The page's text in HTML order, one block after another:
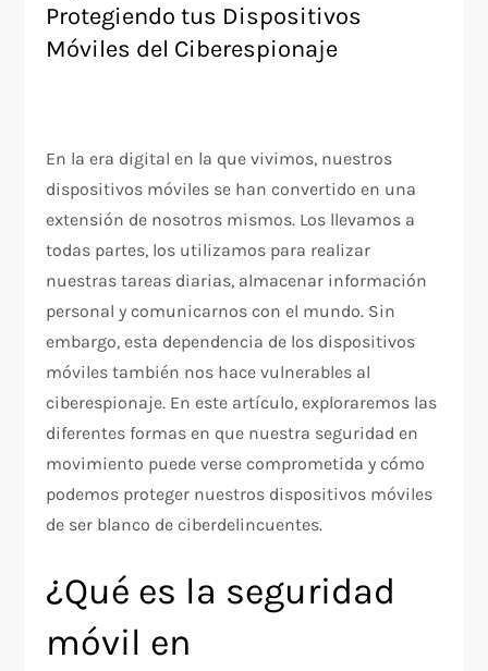
Protegiendo tus Dispositivos
Móviles del Ciberespionaje
En la era digital en la que vivimos, nuestros
dispositivos móviles se han convertido en una
extensión de nosotros mismos. Los llevamos a
todas partes, los utilizamos para realizar
nuestras tareas diarias, almacenar información
personal y comunicarnos con el mundo. Sin
embargo, esta dependencia de los dispositivos
móviles también nos hace vulnerables al
ciberespionaje. En este artículo, exploraremos las
diferentes formas en que nuestra seguridad en
movimiento puede verse comprometida y cómo
podemos proteger nuestros dispositivos móviles
de ser blanco de ciberdelincuentes.
¿Qué es la seguridad
móvil en